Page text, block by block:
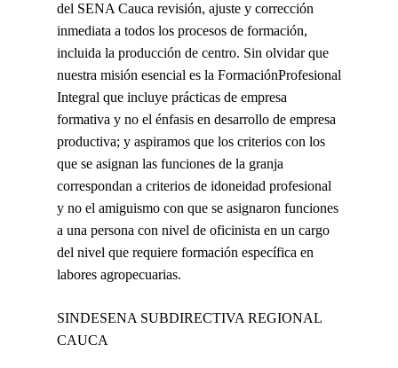
del SENA Cauca revisión, ajuste y corrección
inmediata a todos los procesos de formación,
incluida la producción de centro. Sin olvidar que
nuestra misión esencial es la FormaciónProfesional
Integral que incluye prácticas de empresa
formativa y no el énfasis en desarrollo de empresa
productiva; y aspiramos que los criterios con los
que se asignan las funciones de la granja
correspondan a criterios de idoneidad profesional
y no el amiguismo con que se asignaron funciones
a una persona con nivel de oficinista en un cargo
del nivel que requiere formación específica en
labores agropecuarias.
SINDESENA SUBDIRECTIVA REGIONAL
CAUCA